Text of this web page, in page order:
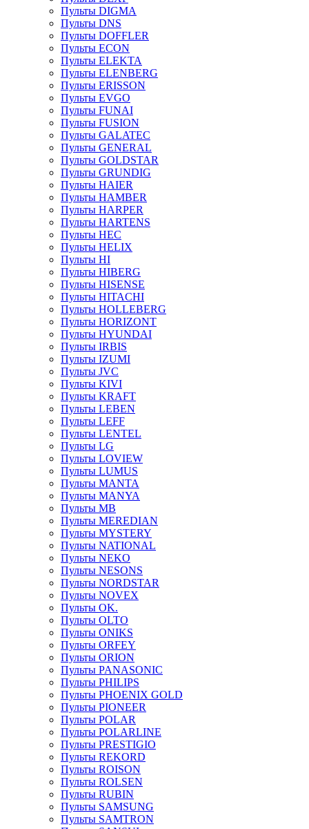
Пульты DIGMA
Пульты DNS
Пульты DOFFLER
Пульты ECON
Пульты ELEKTA
Пульты ELENBERG
Пульты ERISSON
Пульты EVGO
Пульты FUNAI
Пульты FUSION
Пульты GALATEC
Пульты GENERAL
Пульты GOLDSTAR
Пульты GRUNDIG
Пульты HAIER
Пульты HAMBER
Пульты HARPER
Пульты HARTENS
Пульты HEC
Пульты HELIX
Пульты HI
Пульты HIBERG
Пульты HISENSE
Пульты HITACHI
Пульты HOLLEBERG
Пульты HORIZONT
Пульты HYUNDAI
Пульты IRBIS
Пульты IZUMI
Пульты JVC
Пульты KIVI
Пульты KRAFT
Пульты LEBEN
Пульты LEFF
Пульты LENTEL
Пульты LG
Пульты LOVIEW
Пульты LUMUS
Пульты MANTA
Пульты MANYA
Пульты MB
Пульты MEREDIAN
Пульты MYSTERY
Пульты NATIONAL
Пульты NEKO
Пульты NESONS
Пульты NORDSTAR
Пульты NOVEX
Пульты OK.
Пульты OLTO
Пульты ONIKS
Пульты ORFEY
Пульты ORION
Пульты PANASONIC
Пульты PHILIPS
Пульты PHOENIX GOLD
Пульты PIONEER
Пульты POLAR
Пульты POLARLINE
Пульты PRESTIGIO
Пульты REKORD
Пульты ROISON
Пульты ROLSEN
Пульты RUBIN
Пульты SAMSUNG
Пульты SAMTRON